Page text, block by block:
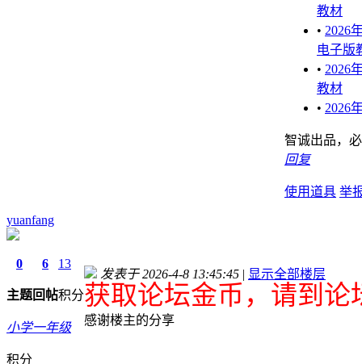
教材
• 2026
电子版
• 2026
教材
• 2026
智诚出品，
回复
使用道具 举
yuanfang
0
主题
6
回帖
13
积分
小学一年级
积分
发表于 2026-4-8 13:45:45 | 显示全部楼层
获取论坛金币，请到论
感谢楼主的分享